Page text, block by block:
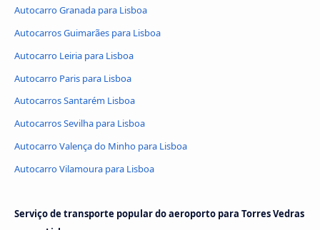
Autocarro Granada para Lisboa
Autocarros Guimarães para Lisboa
Autocarro Leiria para Lisboa
Autocarro Paris para Lisboa
Autocarros Santarém Lisboa
Autocarros Sevilha para Lisboa
Autocarro Valença do Minho para Lisboa
Autocarro Vilamoura para Lisboa
Serviço de transporte popular do aeroporto para Torres Vedras